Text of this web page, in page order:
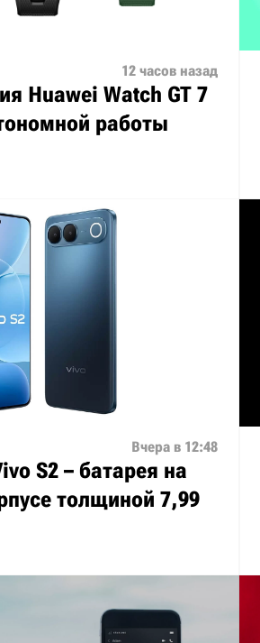
12 часов назад
Huawei Watch GT 7
работы
Вчера в 12:48
S2 – батарея на
толщиной 7,99